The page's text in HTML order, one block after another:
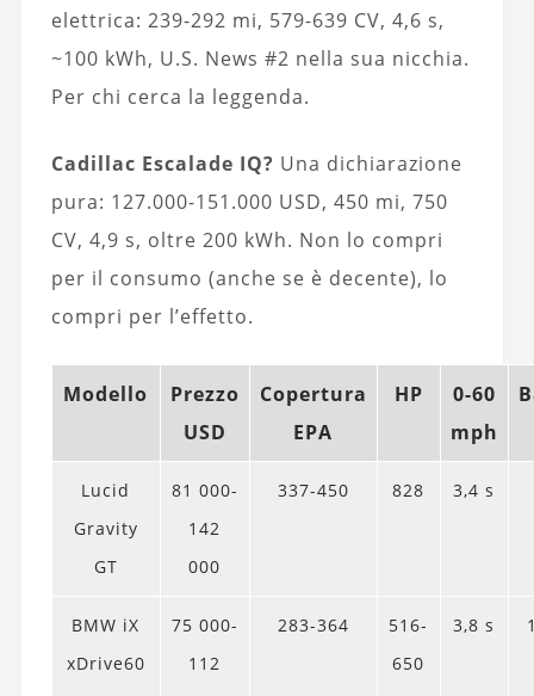
elettrica: 239-292 mi, 579-639 CV, 4,6 s,
~100 kWh, U.S. News #2 nella sua nicchia.
Per chi cerca la leggenda.
Cadillac Escalade IQ? Una dichiarazione
pura: 127.000-151.000 USD, 450 mi, 750
CV, 4,9 s, oltre 200 kWh. Non lo compri
per il consumo (anche se è decente), lo
compri per l’effetto.
Modello
Prezzo
USD
Copertura
EPA
HP
0-60
mph
Lucid
Gravity
GT
81 000-
142
000
337-450 828 3,4 s
BMW iX
xDrive60
75 000-
112
283-364
516-
650
3,8 s